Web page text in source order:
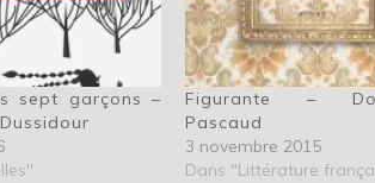
sept garçons –
Figurante –
Pascaud
3 novembre 2015
Dans "Littérature